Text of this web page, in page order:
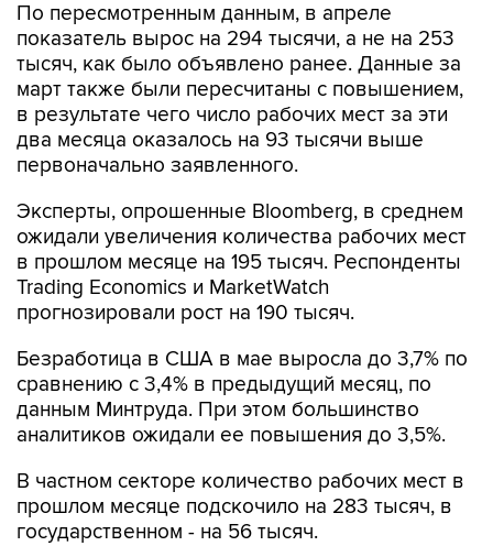
По пересмотренным данным, в апреле
показатель вырос на 294 тысячи, а не на 253
тысяч, как было объявлено ранее. Данные за
март также были пересчитаны с повышением,
в результате чего число рабочих мест за эти
два месяца оказалось на 93 тысячи выше
первоначально заявленного.
Эксперты, опрошенные Bloomberg, в среднем
ожидали увеличения количества рабочих мест
в прошлом месяце на 195 тысяч. Респонденты
Trading Economics и MarketWatch
прогнозировали рост на 190 тысяч.
Безработица в США в мае выросла до 3,7% по
сравнению с 3,4% в предыдущий месяц, по
данным Минтруда. При этом большинство
аналитиков ожидали ее повышения до 3,5%.
В частном секторе количество рабочих мест в
прошлом месяце подскочило на 283 тысяч, в
государственном - на 56 тысяч.